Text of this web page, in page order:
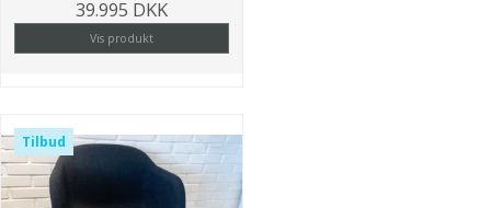
39.995 DKK
Vis produkt
Tilbud